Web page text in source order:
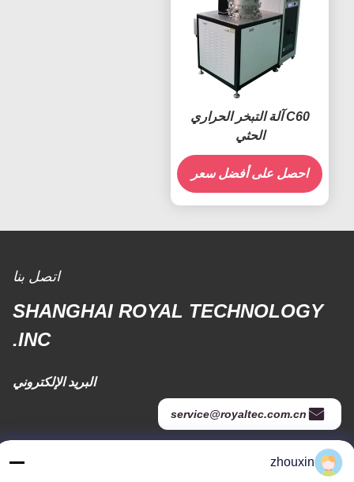
C60 آلة التبخر الحراري
الحثي
احصل على أفضل سعر
اتصل بنا
SHANGHAI ROYAL TECHNOLOGY
INC.
البريد الإلكتروني
service@royaltec.com.cn
zhouxin